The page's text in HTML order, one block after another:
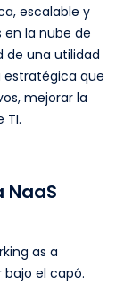
escalable y
la nube de
de una utilidad
que
mejorar la
TI.
as a
bajo el capó.